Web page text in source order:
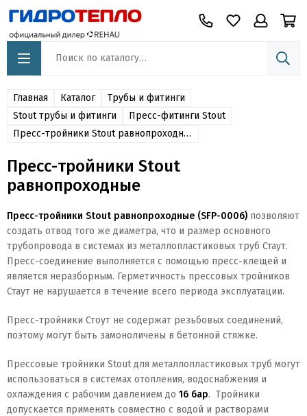
Главная Каталог
Трубы и фитинги
Stout трубы и фитинги
Пресс-фитинги Stout
Пресс-тройники Stout равнопроходные
Пресс-тройники Stout
равнопроходные
Пресс-тройники Stout равнопроходные (SFP-0006) позволяют
создать отвод того же диаметра, что и размер основного
трубопровода в системах из металлопластиковых труб Стаут.
Пресс-соединение выполняется с помощью пресс-клещей и
является неразборным. Герметичность прессовых тройников
Стаут не нарушается в течение всего периода эксплуатации.
Пресс-тройники Стоут не содержат резьбовых соединений,
поэтому могут быть замоноличены в бетонной стяжке.
Прессовые тройники Stout для металлопластиковых труб могут
использоваться в системах отопления, водоснабжения и
охлаждения с рабочим давлением до 16 бар. Тройники
допускается применять совместно с водой и растворами